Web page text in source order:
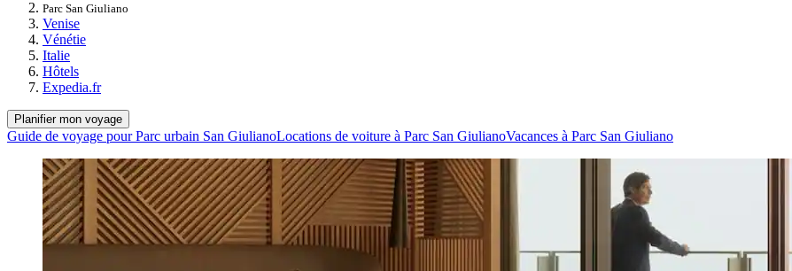
Parc San Giuliano
Venise
Vénétie
Italie
Hôtels
Expedia.fr
Planifier mon voyage
Guide de voyage pour Parc urbain San GiulianoLocations de voiture à Parc San GiulianoVacances à Parc San Giuliano